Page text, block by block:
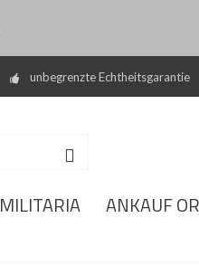
unbegrenzte Echtheitsgarantie
MILITARIA ANKAUF